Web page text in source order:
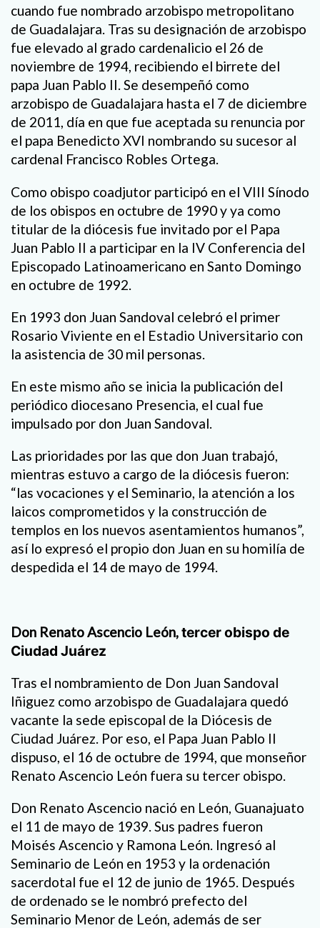
cuando fue nombrado arzobispo metropolitano
de Guadalajara. Tras su designación de arzobispo
fue elevado al grado cardenalicio el 26 de
noviembre de 1994, recibiendo el birrete del
papa Juan Pablo II. Se desempeñó como
arzobispo de Guadalajara hasta el 7 de diciembre
de 2011, día en que fue aceptada su renuncia por
el papa Benedicto XVI nombrando su sucesor al
cardenal Francisco Robles Ortega.
Como obispo coadjutor participó en el VIII Sínodo
de los obispos en octubre de 1990 y ya como
titular de la diócesis fue invitado por el Papa
Juan Pablo II a participar en la IV Conferencia del
Episcopado Latinoamericano en Santo Domingo
en octubre de 1992.
En 1993 don Juan Sandoval celebró el primer
Rosario Viviente en el Estadio Universitario con
la asistencia de 30 mil personas.
En este mismo año se inicia la publicación del
periódico diocesano Presencia, el cual fue
impulsado por don Juan Sandoval.
Las prioridades por las que don Juan trabajó,
mientras estuvo a cargo de la diócesis fueron:
“las vocaciones y el Seminario, la atención a los
laicos comprometidos y la construcción de
templos en los nuevos asentamientos humanos”,
así lo expresó el propio don Juan en su homilía de
despedida el 14 de mayo de 1994.
Don Renato Ascencio León,tercer obispo de
Ciudad Juárez
Tras el nombramiento de Don Juan Sandoval
Iñiguez como arzobispo de Guadalajara quedó
vacante la sede episcopal de la Diócesis de
Ciudad Juárez. Por eso, el Papa Juan Pablo II
dispuso, el 16 de octubre de 1994, que monseñor
Renato Ascencio León fuera su tercer obispo.
Don Renato Ascencio nació en León, Guanajuato
el 11 de mayo de 1939. Sus padres fueron
Moisés Ascencio y Ramona León. Ingresó al
Seminario de León en 1953 y la ordenación
sacerdotal fue el 12 de junio de 1965. Después
de ordenado se le nombró prefecto del
Seminario Menor de León, además de ser